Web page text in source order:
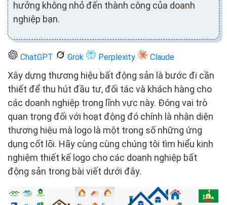
hưởng không nhỏ đến thành công của doanh
nghiệp bạn.
ChatGPT Grok Perplexity Claude
Xây dựng thương hiệu bất động sản là bước đi cần
thiết để thu hút đầu tư, đối tác và khách hàng cho
các doanh nghiệp trong lĩnh vực này. Đóng vai trò
quan trọng đối với hoạt động đó chính là nhận diện
thương hiệu mà logo là một trong số những ứng
dụng cốt lõi. Hãy cùng cùng chúng tôi tìm hiểu kinh
nghiệm thiết kế logo cho các doanh nghiệp bất
động sản trong bài viết dưới đây.